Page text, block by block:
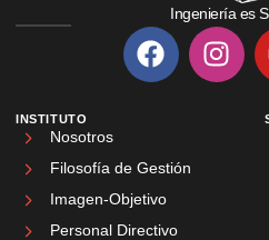
Ingeniería es
INSTITUTO
Nosotros
Filosofía de Gestión
Imagen-Objetivo
Personal Directivo